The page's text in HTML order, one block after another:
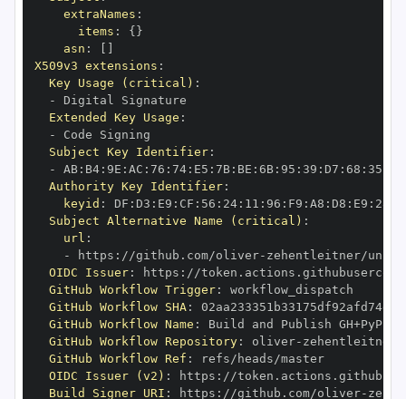
extraNames :
items : { }
asn :
X509v3 extensions :
Key Usage (critical) :
-
Extended Key Usage :
-
Subject Key Identifier:
-
AB: B4: 9E : AC : 76 : 74: E5 : 7B: BE : 6B: 95 : 39 : D7 : 68 : 35
Authority Key Identifier:
keyid : DF : D3 : E9 : CF : 56 : 24: 11 : 96 : F9 : A8 : D8 : E9 : 28
Subject Alternative Name (critical) :
url :
-
https : //github.com/oliver- zehentleitner/
OIDC Issuer: https :
GitHub Workflow Trigger:
GitHub Workflow SHA:
GitHub Workflow Name :
GitHub Workflow Repository: oliver- zehentleitner/
GitHub Workflow Ref :
refs/heads/master
OIDC Issuer (v2) : https :
Build Signer URI : https : //github.com/oliver-